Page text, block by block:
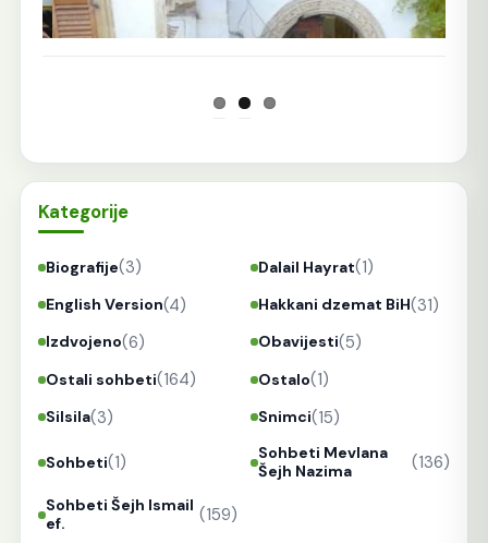
Kategorije
Biografije(3) Dalail Hayrat(1)
English Version(4) Hakkani dzemat BiH(31)
Izdvojeno(6) Obavijesti(5)
Ostali sohbeti(164) Ostalo(1)
Silsila(3) Snimci(15)
Sohbeti(1)
Sohbeti Mevlana
Šejh Nazima
(136)
Sohbeti Šejh Ismail
ef.
(159)